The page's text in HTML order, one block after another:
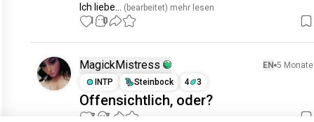
Ich liebe... (bearbeitet) mehr lesen
1 0
MagickMistress EN 5 Monate
INTP
Steinbock 4 3
Offensichtlich, oder?
7 3